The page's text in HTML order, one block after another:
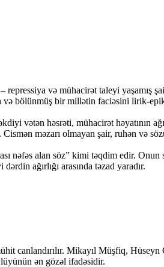
və mühacirət taleyi yaşamış
bölünmüş bir millətin faciəsini lirik-epik
vətən həsrəti, mühacirət həyatının
məzarı olmayan şair, ruhən və
nəfəs alan söz” kimi təqdim edir.
ağırlığı arasında təzad yaradır.
canlandırılır. Mikayıl Müşfiq,
ən gözəl ifadəsidir.